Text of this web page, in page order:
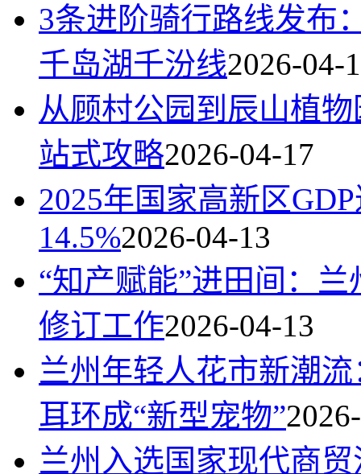
3条进阶骑行路线发布
千岛湖千汾线2026-04-
从顾村公园到辰山植
站式攻略2026-04-17
2025年国家高新区
14.5%2026-04-13
“知产赋能”进田间：
修订工作2026-04-13
兰州年轻人花市新潮
耳环成“新型宠物”
兰州入选国家现代商